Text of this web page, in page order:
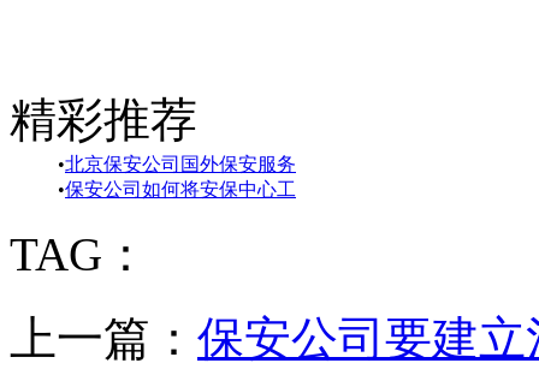
精彩推荐
•北京保安公司国外保安服务
•保安公司如何将安保中心工
TAG：
上一篇： 保安公司要建